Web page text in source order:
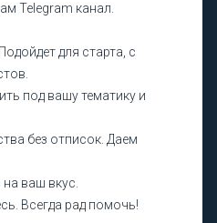
Telegram канал.
для старта, c
под вашу тематику и
без отписок. Даем
ваш вкус.
Всегда рад помочь!